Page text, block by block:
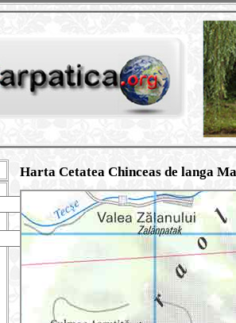
Harta Cetatea Chinceas de langa